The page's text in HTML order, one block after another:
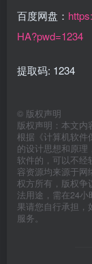
百度网盘：
HA?pwd=1234
提取码: 1234
© 版权声明
版权声明：本文内
根据《计算机软件
的设计思想和原理
软件的，可以不经
容资源均来源于网
权方所有，版权争
法用途，需在24
果请您自行承担，
服务。